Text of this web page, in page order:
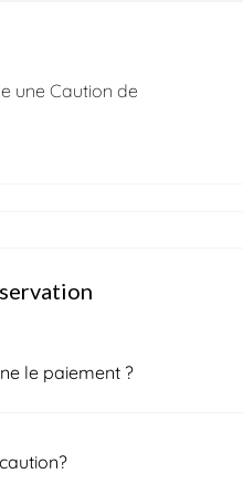
une Caution de
le paiement ?
final et la disponibilité du